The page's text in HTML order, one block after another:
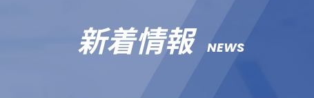
新着情報 NEWS